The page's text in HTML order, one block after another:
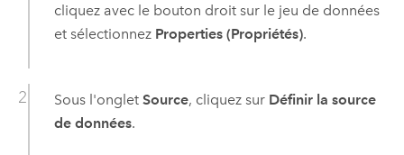
cliquez avec le bouton droit sur le jeu de données
et sélectionnez Properties (Propriétés).
Sous l'onglet Source, cliquez sur Définir la source
de données.